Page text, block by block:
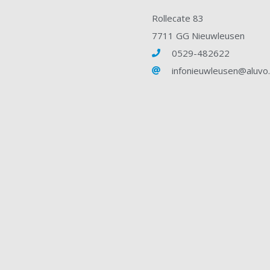
Rollecate 83
7711 GG Nieuwleusen
0529-482622